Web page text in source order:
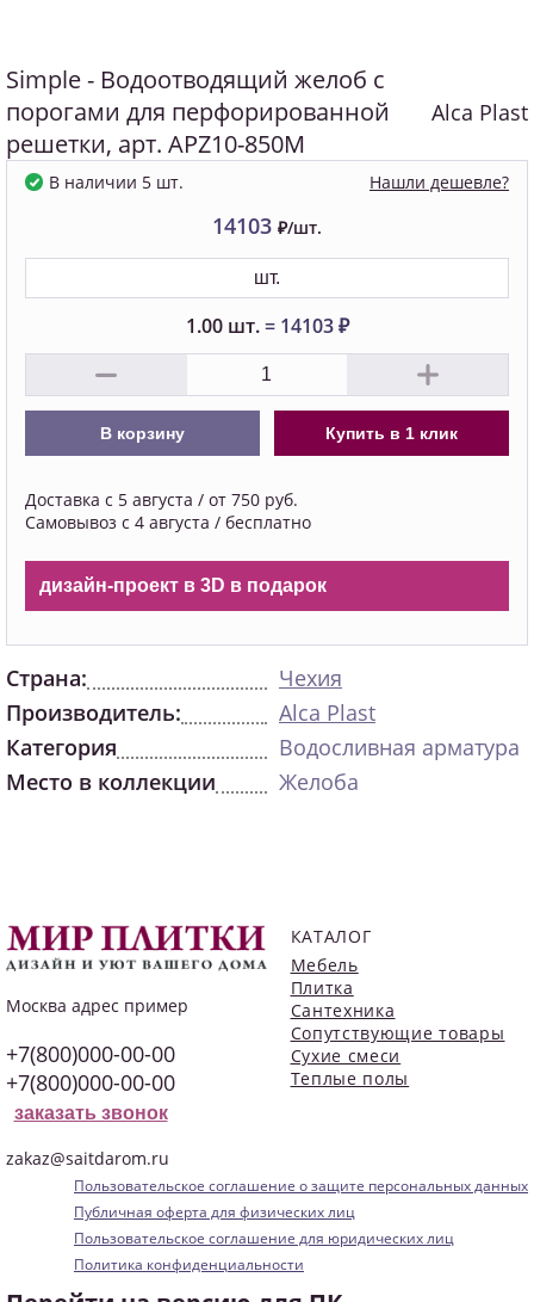
Simple - Водоотводящий желоб с
порогами для перфорированной
решетки, арт. APZ10-850M
Alca Plast
Страна:
Чехия
Производитель:
Alca Plast
Категория
Водосливная арматура
Место в коллекции
Желоба
В наличии 5 шт. Нашли дешевле?
14103 ₽/шт.
шт.
1.00шт. = 14103₽
В корзину Купить в 1 клик
Доставка с 5 августа / от 750 руб.
Самовывоз с 4 августа / бесплатно
дизайн-проект в 3D в подарок
Москва адрес пример
+7(800)000-00-00
+7(800)000-00-00
заказать звонок
zakaz@saitdarom.ru
КАТАЛОГ
Мебель
Плитка
Сантехника
Сопутствующие товары
Сухие смеси
Теплые полы
Пользовательское соглашение о защите персональных данных
Публичная оферта для физических лиц
Пользовательское соглашение для юридических лиц
Политика конфиденциальности